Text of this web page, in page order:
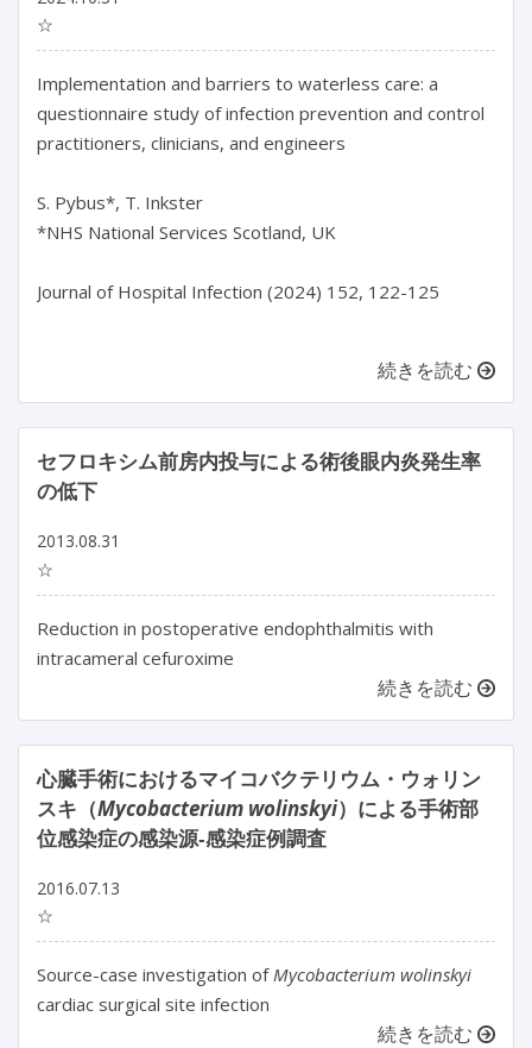
☆
Implementation and barriers to waterless care: a
questionnaire study of infection prevention and control
practitioners, clinicians, and engineers
S. Pybus*, T. Inkster
*NHS National Services Scotland, UK
Journal of Hospital Infection (2024) 152, 122-125
続きを読む
セフロキシム前房内投与による術後眼内炎発生率
の低下
2013.08.31
☆
Reduction in postoperative endophthalmitis with
intracameral cefuroxime
続きを読む
心臓手術におけるマイコバクテリウム・ウォリン
スキ（Mycobacterium wolinskyi）による手術部
位感染症の感染源‐感染症例調査
2016.07.13
☆
Source-case investigation of Mycobacterium wolinskyi
cardiac surgical site infection
続きを読む